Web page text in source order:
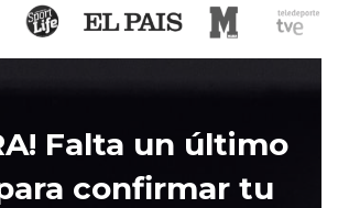
Falta un último
confirmar tu